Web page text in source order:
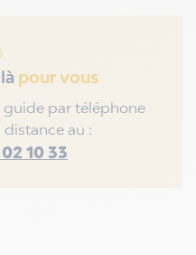
pour vous
par téléphone
distance au :
10 33